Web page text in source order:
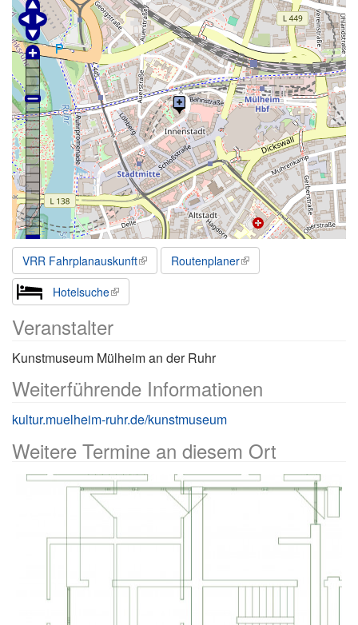
VRR Fahrplanauskunft
Routenplaner
Hotelsuche
Veranstalter
Kunstmuseum Mülheim an der Ruhr
Weiterführende Informationen
kultur.muelheim-ruhr.de/kunstmuseum
Weitere Termine an diesem Ort